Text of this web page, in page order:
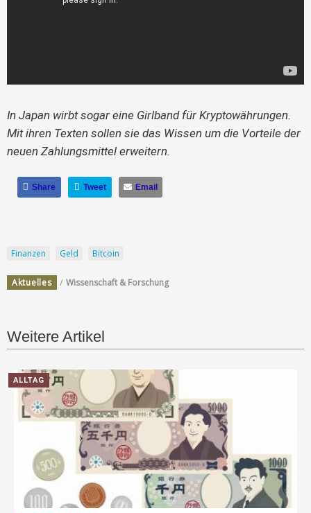
In Japan wirbt sogar eine Girlband für Kryptowährungen.
Mit ihren Texten sollen sie das Wissen um die Vorteile der
neuen Zahlungsmittel erweitern.
Share Tweet Email
Finanzen Geld Bitcoin
Aktuelles / Wissenschaft & Forschung
Weitere Artikel
ALLTAG